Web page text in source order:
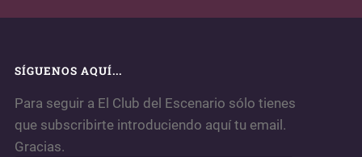
SÍGUENOS AQUÍ...
Para seguir a El Club del Escenario sólo tienes
que subscribirte introduciendo aquí tu email.
Gracias.